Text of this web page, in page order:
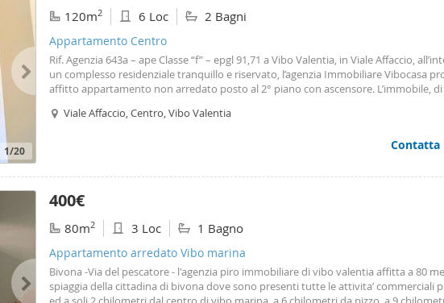
1/20
120m2 6 Loc 2 Bagni
Appartamento Centro
Rif. Agenzia 643a – ape Classe “f” – epgl 91,71 a Vibo Valentia, in Viale Affaccio,
un complesso residenziale tranquillo e riservato, l’agenzia Immobiliare Vibocasa
affitto appartamento non arredato posto al 2° piano con ascensore. L’immobile,
distribuzione interna è funzionale e ben organizzata: Ingresso disimpegno, ampio
presenta in buone condizioni generali e viene locato vuoto, offrendo la possibilità di
richiedono referenze documentabili. Soluzione ideale per famiglie o professionisti
Viale Affaccio, Centro, Vibo Valentia
Contatta
400€
80m2 3 Loc 1 Bagno
Appartamento arredato Vibo marina
Bivona -Via del pescatore - l'agenzia piro immobiliare di vibo valentia affitta a 80
spiaggia della cittadina di bivona dove sono presenti tutte le attivita’ commerciali